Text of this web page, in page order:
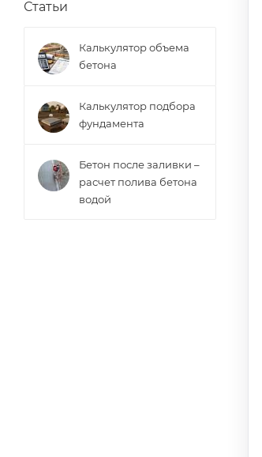
Статьи
Калькулятор объема
бетона
Калькулятор подбора
фундамента
Бетон после заливки –
расчет полива бетона
водой